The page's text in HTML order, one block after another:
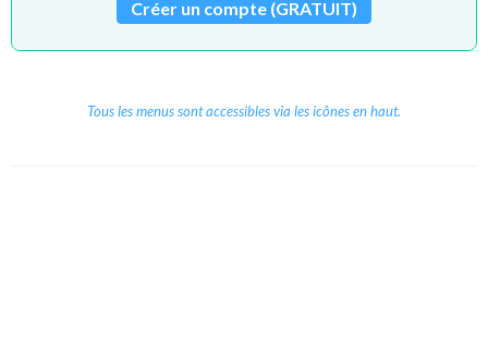
Créer un compte (GRATUIT)
Tous les menus sont accessibles via les icônes en haut.